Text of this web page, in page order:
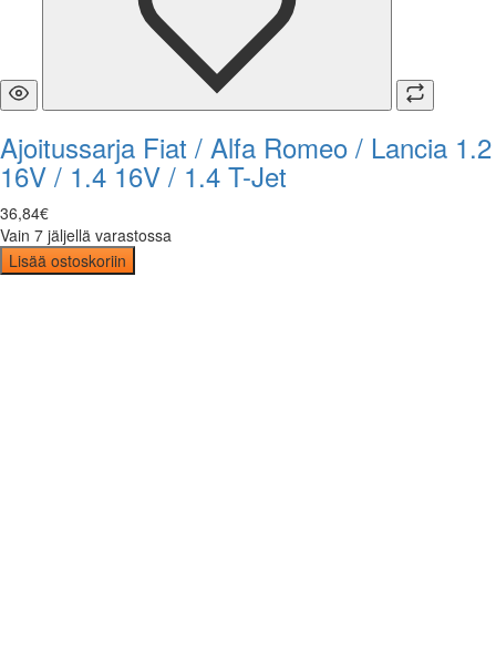
Ajoitussarja Fiat / Alfa Romeo / Lancia 1.2
16V / 1.4 16V / 1.4 T-Jet
36,84€
Vain 7 jäljellä varastossa
Lisää ostoskoriin